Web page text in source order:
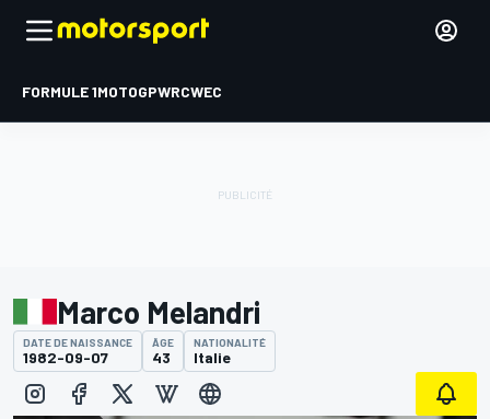
FORMULE 1MOTOGPWRCWEC
Marco Melandri
DATE DE NAISSANCE
1982-09-07
ÂGE
43
NATIONALITÉ
Italie